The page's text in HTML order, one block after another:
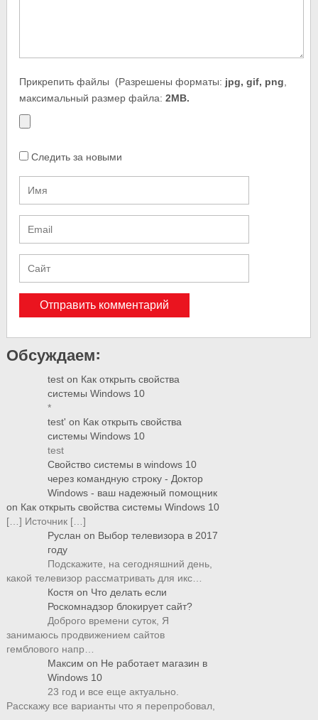
Прикрепить файлы (Разрешены форматы: jpg, gif, png
максимальный размер файла:2MB.
Следить за новыми
Обсуждаем:
test on Как открыть свойства
системы Windows 10
*
test' on Как открыть свойства
системы Windows 10
test
Свойство системы в windows 10
через командную строку - Доктор
Windows - ваш надежный помощник
on Как открыть свойства системы Windows 10
[…] Источник […]
Руслан on Выбор телевизора в 2017
году
Подскажите, на сегодняшний день,
какой телевизор рассматривать для икс…
Костя on Что делать если
Роскомнадзор блокирует сайт?
Доброго времени суток, Я
занимаюсь продвижением сайтов
гемблового напр…
Максим on Не работает магазин в
Windows 10
23 год и все еще актуально.
Расскажу все варианты что я перепробовал,